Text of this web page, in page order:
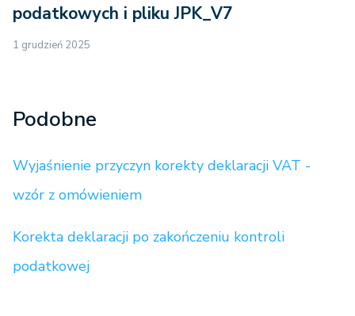
podatkowych i pliku JPK_V7
1 grudzień 2025
Podobne
Wyjaśnienie przyczyn korekty deklaracji VAT -
wzór z omówieniem
Korekta deklaracji po zakończeniu kontroli
podatkowej